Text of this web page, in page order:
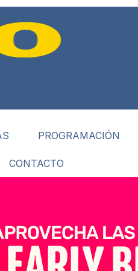
PROGRAMACIÓN
CONTACTO